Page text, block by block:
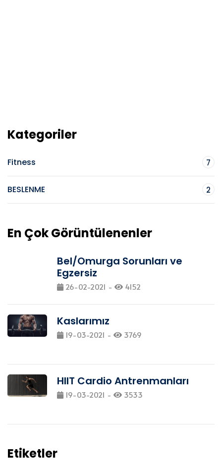
Kategoriler
Fitness 7
BESLENME 2
En Çok Görüntülenenler
Bel/Omurga Sorunları ve
Egzersiz
26-02-2021 - 4152
Kaslarımız
19-03-2021 - 3769
HIIT Cardio Antrenmanları
19-03-2021 - 3533
Etiketler